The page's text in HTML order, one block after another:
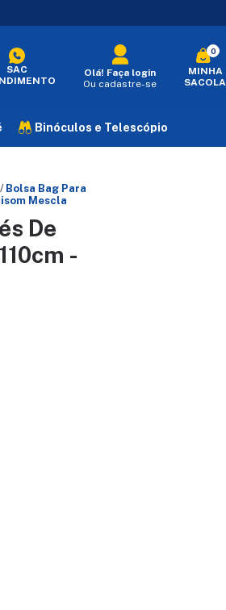
SAC
Olá! Faça login
Ou cadastre-se
MINHA
SACOLA
0
Binóculos e Telescópio
/ Bolsa Bag Para
Mescla
De
-